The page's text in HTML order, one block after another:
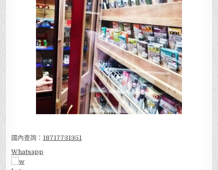
國內查詢： 18717731351
Whatsapp